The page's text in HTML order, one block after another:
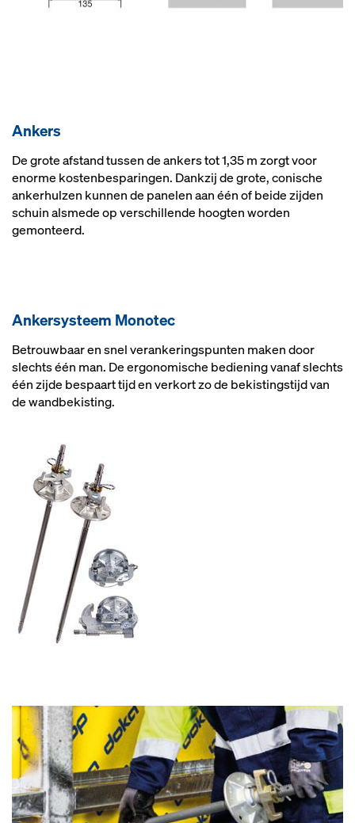
An­kers
De grote afstand tussen de ankers tot 1,35 m zorgt voor
enorme kostenbesparingen. Dankzij de grote, conische
ankerhulzen kunnen de panelen aan één of beide zijden
schuin alsmede op verschillende hoogten worden
gemonteerd.
An­ker­sys­teem Mo­no­tec
Betrouwbaar en snel verankeringspunten maken door
slechts één man. De ergonomische bediening vanaf slechts
één zijde bespaart tijd en verkort zo de bekistingstijd van
de wandbekisting.